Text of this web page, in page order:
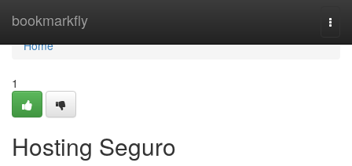
bookmarkfly
Home
Home
1
Hosting Seguro